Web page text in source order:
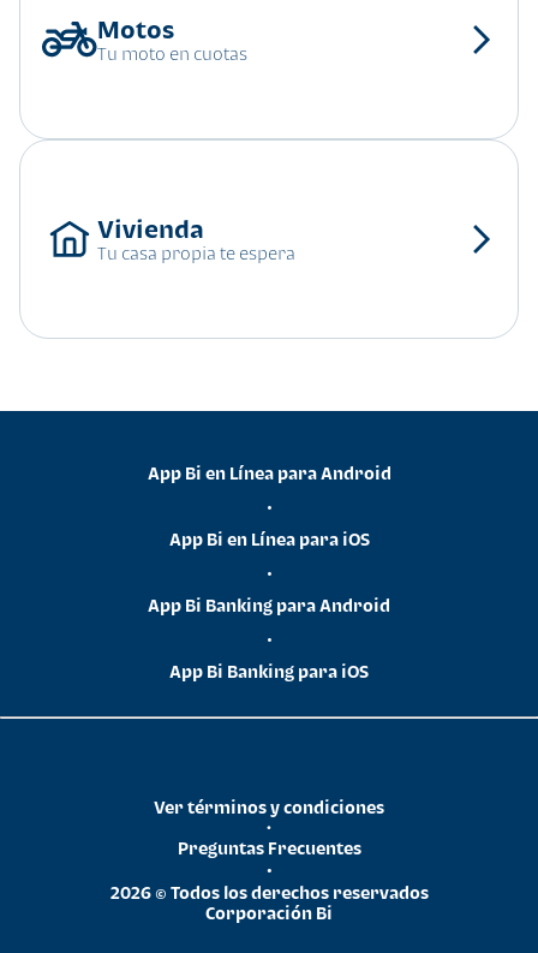
Tu moto en cuotas
Tu casa propia te espera
App Bi en Línea para Android
•
App Bi en Línea para iOS
•
App Bi Banking para Android
•
App Bi Banking para iOS
2026 © Todos los derechos reservados
Corporación Bi
•
Preguntas Frecuentes
•
Ver términos y condiciones